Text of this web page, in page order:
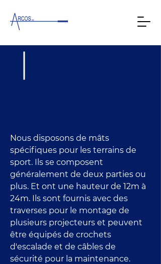
Nous disposons de mâts
spécifiques pour les terrains de
sport. Ils se composent
généralement de deux parties ou
plus. Et ont une hauteur de 12m à
24m. Ils sont fournis avec des
traverses pour le montage de
plusieurs projecteurs et peuvent
être équipés de crochets
d'escalade et de câbles de
sécurité pour la maintenance.